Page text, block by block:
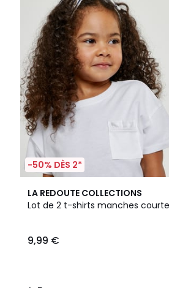
-50% DÈS 2*
LA REDOUTE COLLECTIONS
Lot de 2 t-shirts manches
9,99 €
5
/